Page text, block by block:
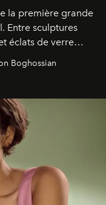
la première grande
Entre sculptures
éclats de verre
itinéraire
le souvenir
Boghossian